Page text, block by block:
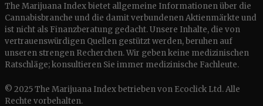
The Marijuana Index bietet allgemeine Informationen über die
Cannabisbranche und die damit verbundenen Aktienmärkte und
ist nicht als Finanzberatung gedacht. Unsere Inhalte, die von
vertrauenswürdigen Quellen gestützt werden, beruhen auf
unseren strengen Recherchen. Wir geben keine medizinischen
Ratschläge; konsultieren Sie immer medizinische Fachleute.
© 2025 The Marijuana Index betrieben von Ecoclick Ltd. Alle
Rechte vorbehalten.